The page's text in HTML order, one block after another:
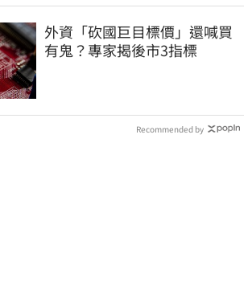
外資「砍國巨目標價」還喊買
有鬼？專家揭後市3指標
Recommended by